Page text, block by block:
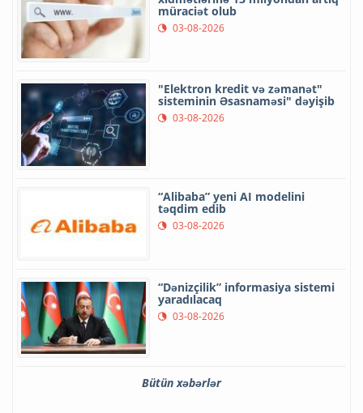
müraciət olub
03-08-2026
"Elektron kredit və zəmanət"
sisteminin Əsasnaməsi" dəyişib
03-08-2026
“Alibaba” yeni AI modelini
təqdim edib
03-08-2026
“Dənizçilik” informasiya sistemi
yaradılacaq
03-08-2026
Bütün xəbərlər